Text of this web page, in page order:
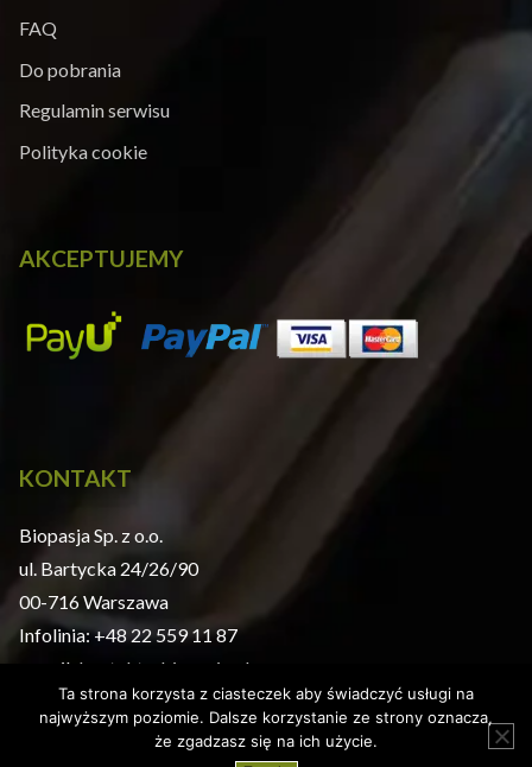
FAQ
Do pobrania
Regulamin serwisu
Polityka cookie
AKCEPTUJEMY
KONTAKT
Biopasja Sp. z o.o.
ul. Bartycka 24/26/90
00-716 Warszawa
Infolinia: +48 22 559 11 87
e-mail: kontakt@biopasja.pl
Ta strona korzysta z ciasteczek aby świadczyć usługi na
najwyższym poziomie. Dalsze korzystanie ze strony oznacza,
że zgadzasz się na ich użycie.